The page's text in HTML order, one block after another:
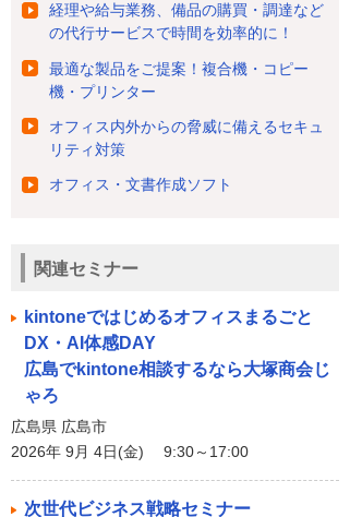
経理や給与業務、備品の購買・調達など
の代行サービスで時間を効率的に！
最適な製品をご提案！複合機・コピー
機・プリンター
オフィス内外からの脅威に備えるセキュ
リティ対策
オフィス・文書作成ソフト
関連セミナー
kintoneではじめるオフィスまるごと
DX・AI体感DAY
広島でkintone相談するなら大塚商会じ
ゃろ
広島県 広島市
2026年 9月 4日(金) 9:30～17:00
次世代ビジネス戦略セミナー